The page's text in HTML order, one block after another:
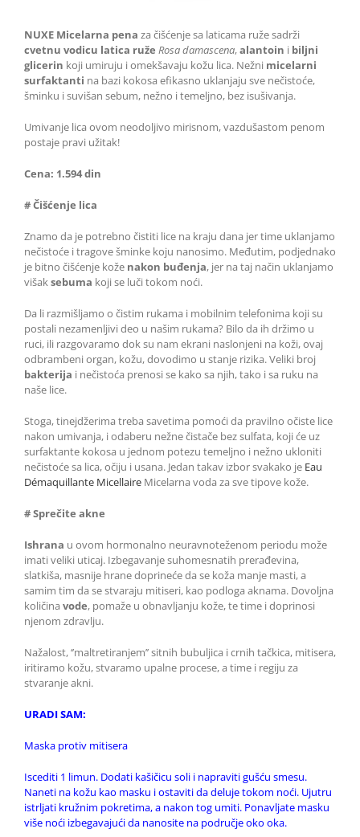
NUXE Micelarna pena za čišćenje sa laticama ruže sadrži
cvetnu vodicu latica ruže Rosa damascena,alantoin i biljni
glicerin koji umiruju i omekšavaju kožu lica. Nežni micelarni
surfaktanti na bazi kokosa efikasno uklanjaju sve nečistoće,
šminku i suvišan sebum, nežno i temeljno, bez isušivanja.
Umivanje lica ovom neodoljivo mirisnom, vazdušastom penom
postaje pravi užitak!
Cena: 1.594 din
# Čišćenje lica
Znamo da je potrebno čistiti lice na kraju dana jer time uklanjamo
nečistoće i tragove šminke koju nanosimo. Međutim, podjednako
je bitno čišćenje kože nakon buđenja, jer na taj način uklanjamo
višaksebuma koji se luči tokom noći.
Da li razmišljamo o čistim rukama i mobilnim telefonima koji su
postali nezamenljivi deo u našim rukama? Bilo da ih držimo u
ruci, ili razgovaramo dok su nam ekrani naslonjeni na koži, ovaj
odbrambeni organ, kožu, dovodimo u stanje rizika. Veliki broj
bakterija i nečistoća prenosi se kako sa njih, tako i sa ruku na
naše lice.
Stoga, tinejdžerima treba savetima pomoći da pravilno očiste lice
nakon umivanja, i odaberu nežne čistače bez sulfata, koji će uz
surfaktante kokosa u jednom potezu temeljno i nežno ukloniti
nečistoće sa lica, očiju i usana. Jedan takav izbor svakako je Eau
Démaquillante Micellaire Micelarna voda za sve tipove kože.
# Sprečite akne
Ishrana u ovom hormonalno neuravnoteženom periodu može
imati veliki uticaj. Izbegavanje suhomesnatih prerađevina,
slatkiša, masnije hrane doprineće da se koža manje masti, a
samim tim da se stvaraju mitiseri, kao podloga aknama. Dovoljna
količina vode, pomaže u obnavljanju kože, te time i doprinosi
njenom zdravlju.
Nažalost, ‘’maltretiranjem’’ sitnih bubuljica i crnih tačkica, mitisera,
iritiramo kožu, stvaramo upalne procese, a time i regiju za
stvaranje akni.
URADI SAM:
Maska protiv mitisera
Iscediti 1 limun. Dodati kašičicu soli i napraviti gušću smesu.
Naneti na kožu kao masku i ostaviti da deluje tokom noći. Ujutru
istrljati kružnim pokretima, a nakon tog umiti. Ponavljate masku
više noći izbegavajući da nanosite na područje oko oka.